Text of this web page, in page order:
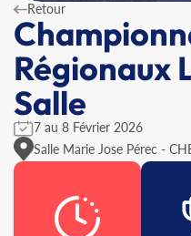
Retour
Régionaux
Salle
7 au 8 Février 2026
Salle Marie Jose Pérec -